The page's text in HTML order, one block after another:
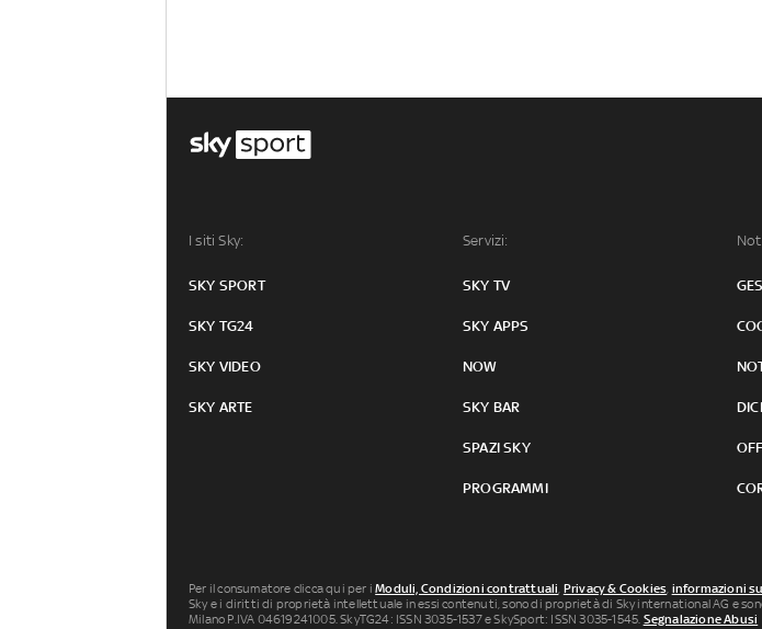
I siti Sky:
SKY SPORT
SKY TG24
SKY VIDEO
SKY ARTE
Servizi:
SKY TV
SKY APPS
NOW
SKY BAR
SPAZI SKY
PROGRAMMI
Per il consumatore clicca qui per iModuli, Condizioni contrattuali, Privacy & Cookies, informazioni
Sky e i diritti di proprietà intellettuale in essi contenuti, sono di proprietà di Sky international AG e
Milano P.IVA 04619241005. SkyTG24: ISSN 3035-1537 e SkySport: ISSN 3035-1545. Segnalazione Abusi